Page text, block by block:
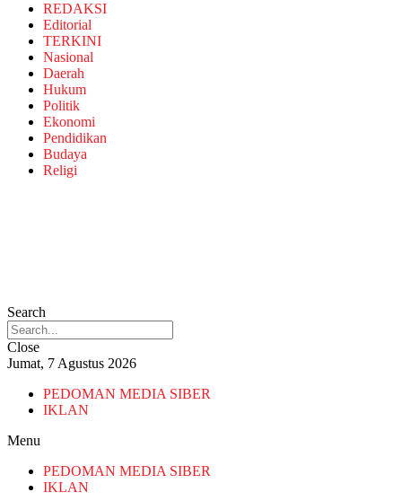
REDAKSI
Editorial
TERKINI
Nasional
Daerah
Hukum
Politik
Ekonomi
Pendidikan
Budaya
Religi
Search
Close
Jumat, 7 Agustus 2026
PEDOMAN MEDIA SIBER
IKLAN
Menu
PEDOMAN MEDIA SIBER
IKLAN